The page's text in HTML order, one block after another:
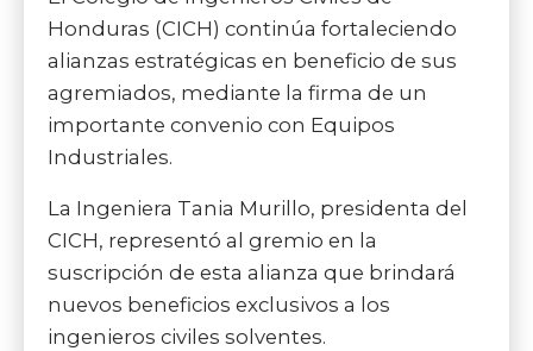
Honduras (CICH) continúa fortaleciendo
alianzas estratégicas en beneficio de sus
agremiados, mediante la firma de un
importante convenio con Equipos
Industriales.
La Ingeniera Tania Murillo, presidenta del
CICH, representó al gremio en la
suscripción de esta alianza que brindará
nuevos beneficios exclusivos a los
ingenieros civiles solventes.